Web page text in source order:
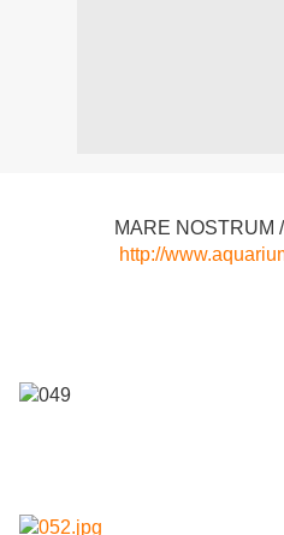
MARE NOSTRUM
http://